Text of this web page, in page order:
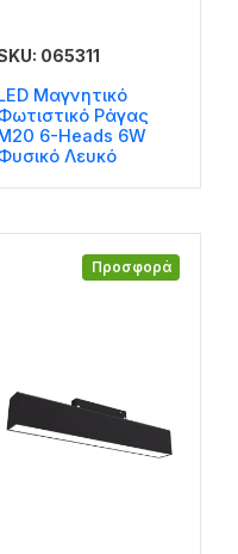
065311
Μαγνητικό
Ράγας
6-Heads 6W
Λευκό
Προσφορά